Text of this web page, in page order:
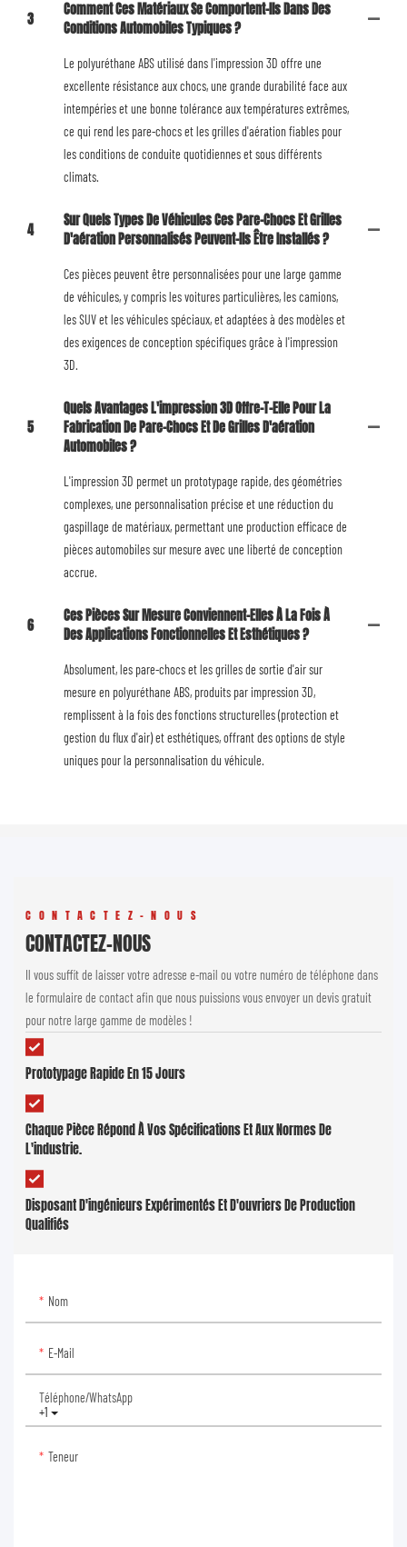
3
Comment Ces Matériaux Se Comportent-Ils Dans Des
Conditions Automobiles Typiques ?
Le polyuréthane ABS utilisé dans l'impression 3D offre une
excellente résistance aux chocs, une grande durabilité face aux
intempéries et une bonne tolérance aux températures extrêmes,
ce qui rend les pare-chocs et les grilles d'aération fiables pour
les conditions de conduite quotidiennes et sous différents
climats.
4
Sur Quels Types De Véhicules Ces Pare-Chocs Et Grilles
D'aération Personnalisés Peuvent-Ils Être Installés ?
Ces pièces peuvent être personnalisées pour une large gamme
de véhicules, y compris les voitures particulières, les camions,
les SUV et les véhicules spéciaux, et adaptées à des modèles et
des exigences de conception spécifiques grâce à l'impression
3D.
5
Quels Avantages L'impression 3D Offre-T-Elle Pour La
Fabrication De Pare-Chocs Et De Grilles D'aération
Automobiles ?
L'impression 3D permet un prototypage rapide, des géométries
complexes, une personnalisation précise et une réduction du
gaspillage de matériaux, permettant une production efficace de
pièces automobiles sur mesure avec une liberté de conception
accrue.
6
Ces Pièces Sur Mesure Conviennent-Elles À La Fois À
Des Applications Fonctionnelles Et Esthétiques ?
Absolument, les pare-chocs et les grilles de sortie d'air sur
mesure en polyuréthane ABS, produits par impression 3D,
remplissent à la fois des fonctions structurelles (protection et
gestion du flux d'air) et esthétiques, offrant des options de style
uniques pour la personnalisation du véhicule.
CONTACTEZ-NOUS
CONTACTEZ-NOUS
Il vous suffit de laisser votre adresse e-mail ou votre numéro de téléphone dans
le formulaire de contact afin que nous puissions vous envoyer un devis gratuit
pour notre large gamme de modèles !
Prototypage Rapide En 15 Jours
Chaque Pièce Répond À Vos Spécifications Et Aux Normes De
L'industrie.
Disposant D'ingénieurs Expérimentés Et D'ouvriers De Production
Qualifiés
Nom
E-Mail
+1
Téléphone/WhatsApp
Teneur